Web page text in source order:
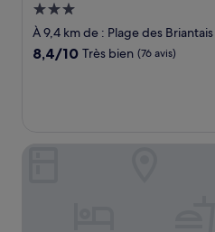
Hébergement
3.0 étoiles
À 9,4 km de : Plage des Briantais
8.4
8,4/10 Très bien (76 avis)